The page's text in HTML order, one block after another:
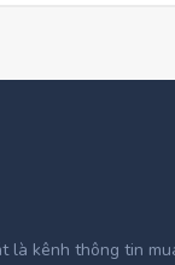
là kênh thông tin